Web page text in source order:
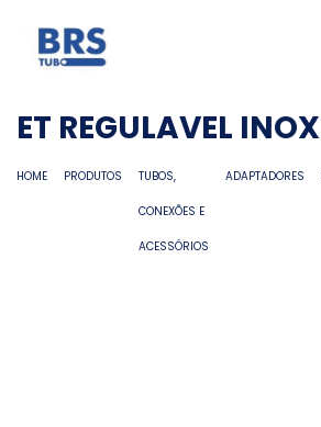
ET REGULAVEL INOX
HOME PRODUTOS TUBOS,
CONEXÕES E
ACESSÓRIOS
ADAPTADORES